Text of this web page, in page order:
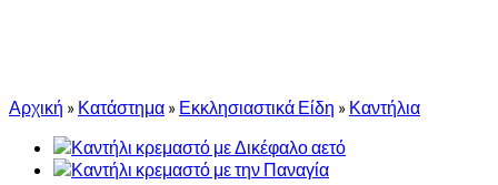
Αρχική » Κατάστημα » Εκκλησιαστικά Είδη » Καντήλια